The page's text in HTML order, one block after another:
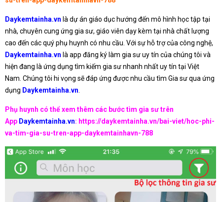
Daykemtainha.vn là dự án giáo dục hướng đến mô hình học tập tại
nhà, chuyên cung ứng gia sư, giáo viên dạy kèm tại nhà chất lượng
cao đến các quý phụ huynh có nhu cầu. Với sự hỗ trợ của công nghệ,
Daykemtainha.vn là app đăng ký làm gia sư uy tín của chúng tôi và
hiện đang là ứng dụng tìm kiếm gia sư nhanh nhất uy tín tại Việt
Nam. Chúng tôi hi vọng sẽ đáp ứng được nhu cầu tìm Gia sư qua ứng
dụng Daykemtainha.vn
Phụ huynh có thể xem thêm các bước tìm gia sư trên
App Daykemtainha.vn: https://daykemtainha.vn/bai-viet/hoc-phi-
va-tim-gia-su-tren-app-daykemtainhavn-788